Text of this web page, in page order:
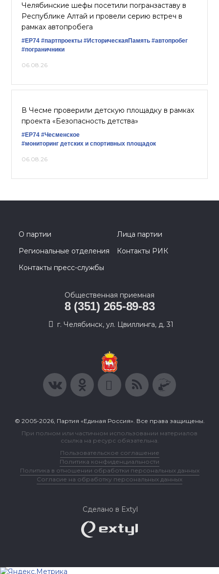
Челябинские шефы посетили погранзаставу в
Республике Алтай и провели серию встреч в
рамках автопробега
#ЕР74 #партпроекты #ИсторическаяПамять #автопробег
#пограничники
06.08.26
В Чесме проверили детскую площадку в рамках
проекта «Безопасность детства»
#ЕР74 #Чесменское
#мониторинг детских и спортивных площадок
06.08.26
О партии
Лица партии
Региональные отделения
Контакты РИК
Контакты пресс-службы
Общественная приемная
8 (351) 265-89-83
г. Челябинск, ул. Цвиллинга, д. 31
© 2005-2026, Партия «Единая Россия». Все права защищены.
При полном или частичном использовании материалов
ссылка на ресурс обязательна.
Пользовательское соглашение
Политика конфиденциальности
Политика в отношении обработки персональных данных
Согласие на обработку персональных данных
Сделано в Extyl